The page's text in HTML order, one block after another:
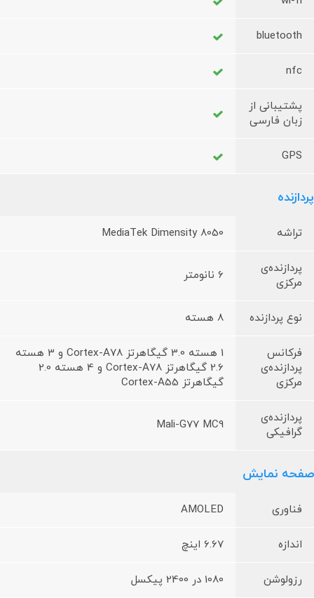
bluetooth
nfc
پشتیبانی از
زبان فارسی
GPS
پردازنده
تراشه MediaTek Dimensity 8050
پردازنده‌ی
مرکزی
6 نانومتر
نوع پردازنده 8 هسته
فرکانس
پردازنده‌ی
مرکزی
1 هسته 3.0 گیگاهرتز Cortex-A78 و 3 هسته
2.6 گیگاهرتز Cortex-A78 و 4 هسته 2.0
گیگاهرتز Cortex-A55
پردازنده‌ی
گرافیکی
Mali-G77 MC9
صفحه نمایش
فناوری AMOLED
اندازه 6.67 اینچ
رزولوشن 1080 در 2400 پیکسل